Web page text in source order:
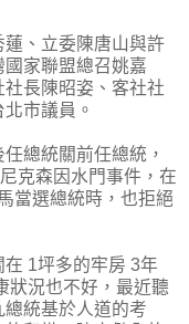
、立委陳唐山與許
家聯盟總召姚嘉
長陳昭姿、客社社
市議員。
總統關前任總統，
克森因水門事件，在
當選總統時，也拒絕
1坪多的牢房 3年
狀況也不好，最近聽
統基於人道的考